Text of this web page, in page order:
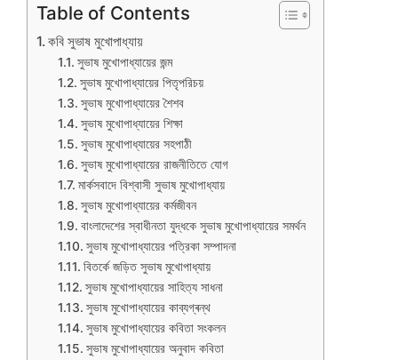
Table of Contents
কবি সুভাষ মুখোপাধ্যায়
সুভাষ মুখোপাধ্যায়ের জন্ম
সুভাষ মুখোপাধ্যায়ের পিতৃপরিচয়
সুভাষ মুখোপাধ্যায়ের শৈশব
সুভাষ মুখোপাধ্যায়ের শিক্ষা
সুভাষ মুখোপাধ্যায়ের সহপাঠী
সুভাষ মুখোপাধ্যায়ের রাজনীতিতে যোগ
মার্কসবাদে বিশ্বাসী সুভাষ মুখোপাধ্যায়
সুভাষ মুখোপাধ্যায়ের কর্মজীবন
বাংলাদেশের স্বাধীনতা যুদ্ধকে সুভাষ মুখোপাধ্যায়ের সমর্থন
সুভাষ মুখোপাধ্যায়ের পত্রিকা সম্পাদনা
বিতর্কে জড়িত সুভাষ মুখোপাধ্যায়
সুভাষ মুখোপাধ্যায়ের সাহিত্য সাধনা
সুভাষ মুখোপাধ্যায়ের কাব্যগ্ৰন্থ
সুভাষ মুখোপাধ্যায়ের কবিতা সংকলন
সুভাষ মুখোপাধ্যায়ের অনুবাদ কবিতা